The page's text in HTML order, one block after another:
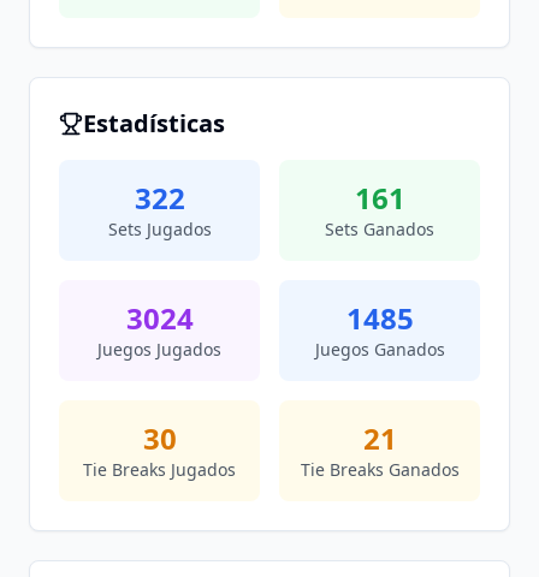
Estadísticas
322
Sets Jugados
161
Sets Ganados
3024
Juegos Jugados
1485
Juegos Ganados
30
Tie Breaks Jugados
21
Tie Breaks Ganados